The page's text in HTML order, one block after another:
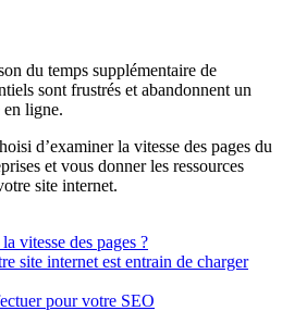
du temps supplémentaire de
sont frustrés et abandonnent un
en ligne.
d’examiner la vitesse des pages du
et vous donner les ressources
site internet.
vitesse des pages ?
site internet est entrain de charger
pour votre SEO